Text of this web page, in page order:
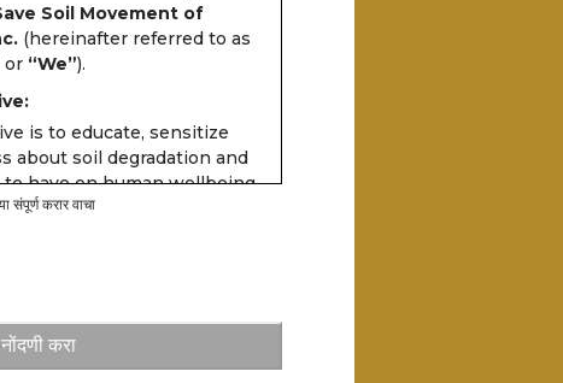
Soil Movement of
(hereinafter referred to as
or “We”).
is to educate, sensitize
about soil degradation and
have on human wellbeing,
and above can participate in
and earn a certificate of
on the video is
passing)
संपूर्ण करार वाचा
नोंदणी करा